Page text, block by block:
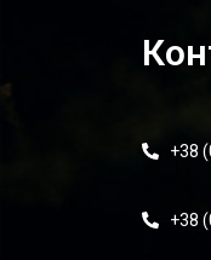
+38
+38